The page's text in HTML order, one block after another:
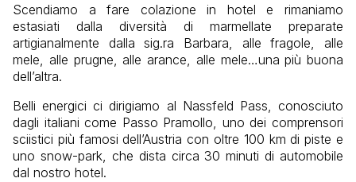
Scendiamo a fare colazione in hotel e rimaniamo
estasiati dalla diversità di marmellate preparate
artigianalmente dalla sig.ra Barbara, alle fragole, alle
mele, alle prugne, alle arance, alle mele…una più buona
dell’altra.
Belli energici ci dirigiamo al Nassfeld Pass, conosciuto
dagli italiani come Passo Pramollo, uno dei comprensori
sciistici più famosi dell’Austria con oltre 100 km di piste e
uno snow-park, che dista circa 30 minuti di automobile
dal nostro hotel.